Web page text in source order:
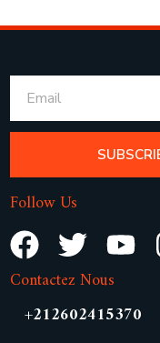
Follow Us
Contactez Nous
+212602415370